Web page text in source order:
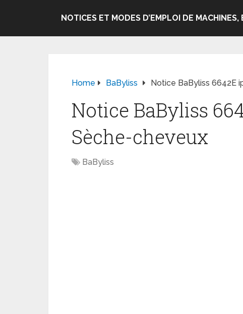
NOTICES ET MODES D’EMPLOI DE
Home BaByliss Notice BaByliss 6642E
Notice BaByliss
Sèche-cheveux
BaByliss